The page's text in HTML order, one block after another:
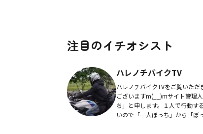
注目のイチオシスト
ハレノチバイクTV
ハレノチバイクTVをご覧いただ
ございますm(__)mサイト管理
ち」と申します。１人で行動す
いので「一人ぼっち」から「ぼ